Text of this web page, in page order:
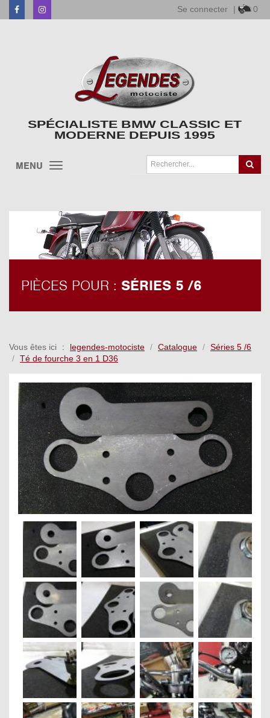
FacebookInstagram Se connecter | 0
SPÉCIALISTE BMW CLASSIC ET
MODERNE DEPUIS 1995
MENU
PIÈCES POUR : SÉRIES 5 /6
Vous êtes ici legendes-motociste Catalogue
Séries 5 /6
Té de fourche 3 en 1 D36